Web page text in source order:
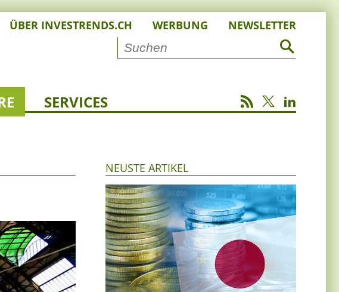
ÜBER INVESTRENDS.CH WERBUNG NEWSLETTER
SERVICES
NEUSTE ARTIKEL